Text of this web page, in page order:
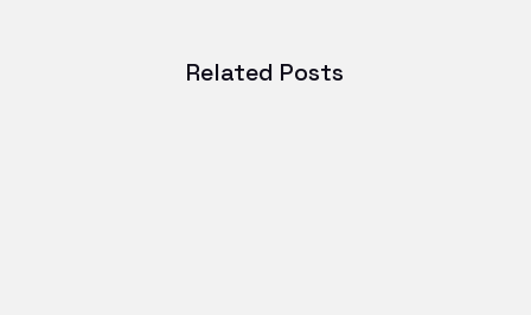
Related Posts